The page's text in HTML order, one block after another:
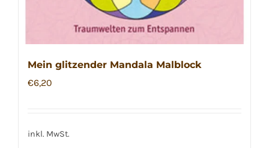
Mein glitzender Mandala Malblock
€6,20
inkl. MwSt.